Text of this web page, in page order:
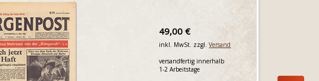
49,00 €
inkl. MwSt. zzgl.Versand
versandfertig innerhalb
1-2 Arbeitstage